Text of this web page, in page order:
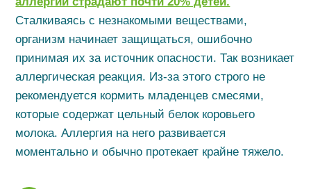
Сталкиваясь с незнакомыми веществами,
организм начинает защищаться, ошибочно
принимая их за источник опасности. Так возникает
аллергическая реакция. Из-за этого строго не
рекомендуется кормить младенцев смесями,
которые содержат цельный белок коровьего
молока. Аллергия на него развивается
моментально и обычно протекает крайне тяжело.